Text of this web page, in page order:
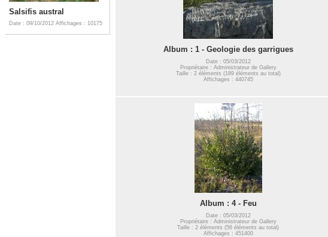
Salsifis austral
Date : 09/10/2012 Affichages : 10175
Album : 1 - Geologie des garrigues
Date : 05/03/2012
Propriétaire : Administrateur de Gallery
Taille : 2 éléments (189 éléments au total)
Affichages : 440745
Album : 4 - Feu
Date : 05/03/2012
Propriétaire : Administrateur de Gallery
Taille : 2 éléments (56 éléments au total)
Affichages : 451400